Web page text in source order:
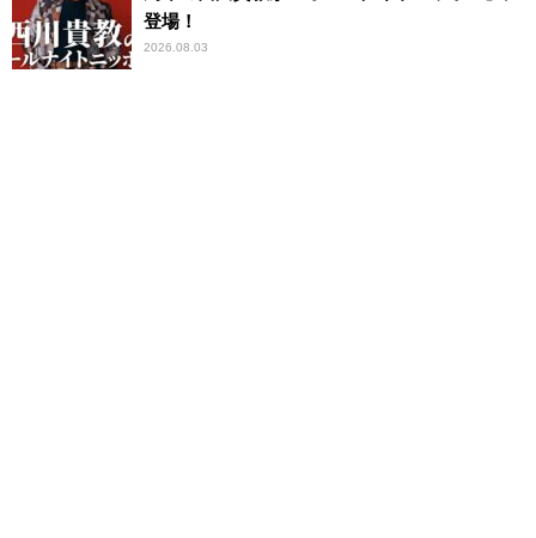
登場！
2026.08.03